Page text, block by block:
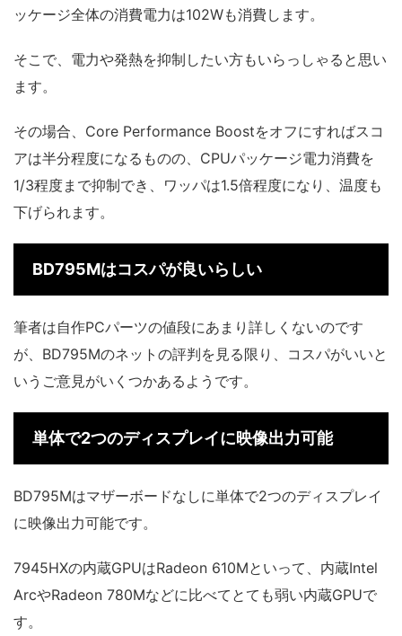
ッケージ全体の消費電力は102Wも消費します。
そこで、電力や発熱を抑制したい方もいらっしゃると思い
ます。
その場合、Core Performance Boostをオフにすればスコ
アは半分程度になるものの、CPUパッケージ電力消費を
1/3程度まで抑制でき、ワッパは1.5倍程度になり、温度も
下げられます。
BD795Mはコスパが良いらしい
筆者は自作PCパーツの値段にあまり詳しくないのです
が、BD795Mのネットの評判を見る限り、コスパがいいと
いうご意見がいくつかあるようです。
単体で2つのディスプレイに映像出力可能
BD795Mはマザーボードなしに単体で2つのディスプレイ
に映像出力可能です。
7945HXの内蔵GPUはRadeon 610Mといって、内蔵Intel
ArcやRadeon 780Mなどに比べてとても弱い内蔵GPUで
す。